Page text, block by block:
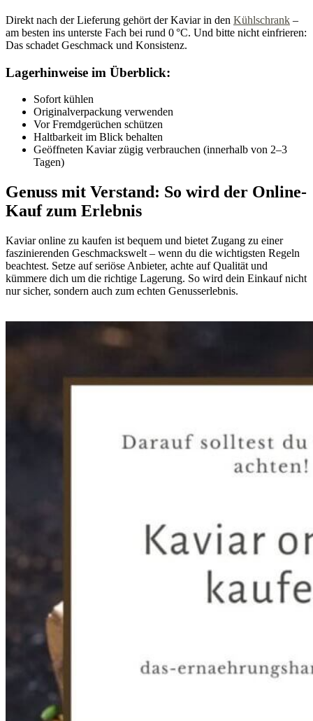
Direkt nach der Lieferung gehört der Kaviar in den Kühlschrank –
am besten ins unterste Fach bei rund 0 °C. Und bitte nicht einfrieren:
Das schadet Geschmack und Konsistenz.
Lagerhinweise im Überblick:
Sofort kühlen
Originalverpackung verwenden
Vor Fremdgerüchen schützen
Haltbarkeit im Blick behalten
Geöffneten Kaviar zügig verbrauchen (innerhalb von 2–3
Tagen)
Genuss mit Verstand: So wird der Online-
Kauf zum Erlebnis
Kaviar online zu kaufen ist bequem und bietet Zugang zu einer
faszinierenden Geschmackswelt – wenn du die wichtigsten Regeln
beachtest. Setze auf seriöse Anbieter, achte auf Qualität und
kümmere dich um die richtige Lagerung. So wird dein Einkauf nicht
nur sicher, sondern auch zum echten Genusserlebnis.